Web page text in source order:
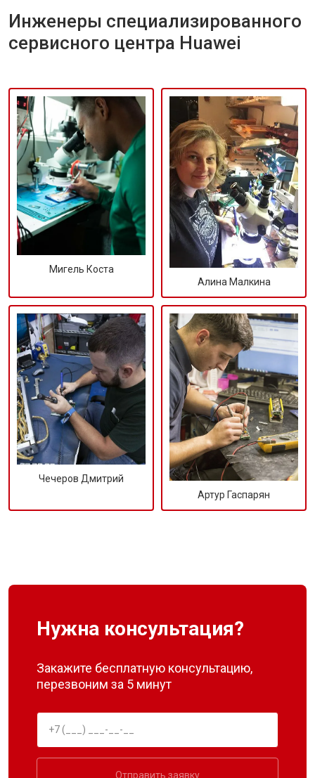
Инженеры специализированного
сервисного центра Huawei
Мигель Коста
Алина Малкина
Чечеров Дмитрий
Артур Гаспарян
Нужна консультация?
Закажите бесплатную консультацию,
перезвоним за 5 минут
Отправить заявку